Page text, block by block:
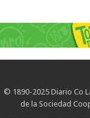
© 1890-2025 Diario Co
de la Sociedad